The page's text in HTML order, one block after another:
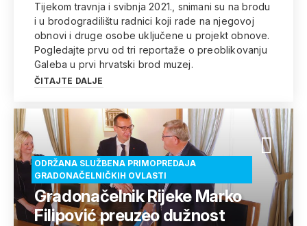
Tijekom travnja i svibnja 2021., snimani su na brodu
i u brodogradilištu radnici koji rade na njegovoj
obnovi i druge osobe uključene u projekt obnove.
Pogledajte prvu od tri reportaže o preoblikovanju
Galeba u prvi hrvatski brod muzej.
ČITAJTE DALJE
ODRŽANA SLUŽBENA PRIMOPREDAJA
GRADONAČELNIČKIH OVLASTI
Gradonačelnik Rijeke Marko
Filipović preuzeo dužnost